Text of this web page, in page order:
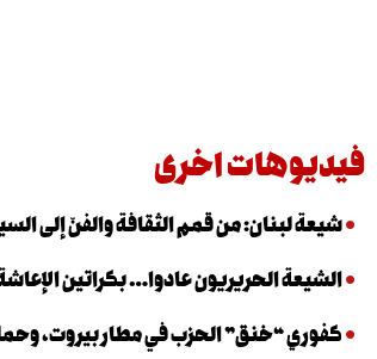
فيديوهات اخرى
شيعة لبنان: من قمم الثقافة والفنّ إلى
الشيعة الحريريون عادوا… بكراتين
كفوري “خنق” الحزب في مطار بيروت،